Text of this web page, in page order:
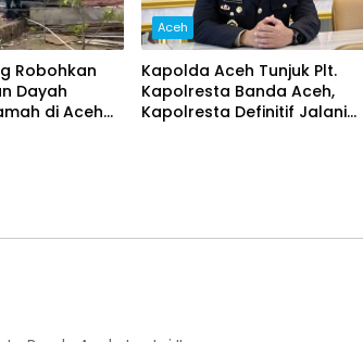
Robohkan
Dayah
di Aceh
Aceh
Kapolda Aceh Tunjuk Plt.
Kapolresta Banda Aceh,
Kapolresta Definitif Jalani